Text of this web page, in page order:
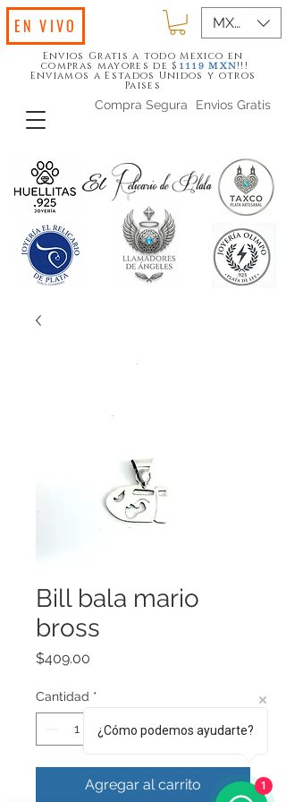
Envios Gratis
Compra Segura
Envios Gratis a todo Mexico en
compras mayores de $ 1119 MXN!!!
Enviamos a Estados Unidos y otros
Paises
MXN ($)
EN VIVO
Bill bala mario
bross
$409.00
Cantidad *
Agregar al carrito
¿Cómo podemos ayudarte?
1